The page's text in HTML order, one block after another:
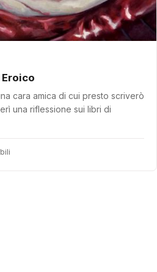
cara amica di cui presto scriverò
una riflessione sui libri di